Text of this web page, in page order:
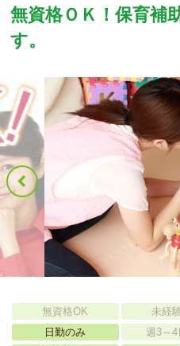
無資格ＯＫ！保育補
す。
無資格OK 未経
日勤のみ
週3～4